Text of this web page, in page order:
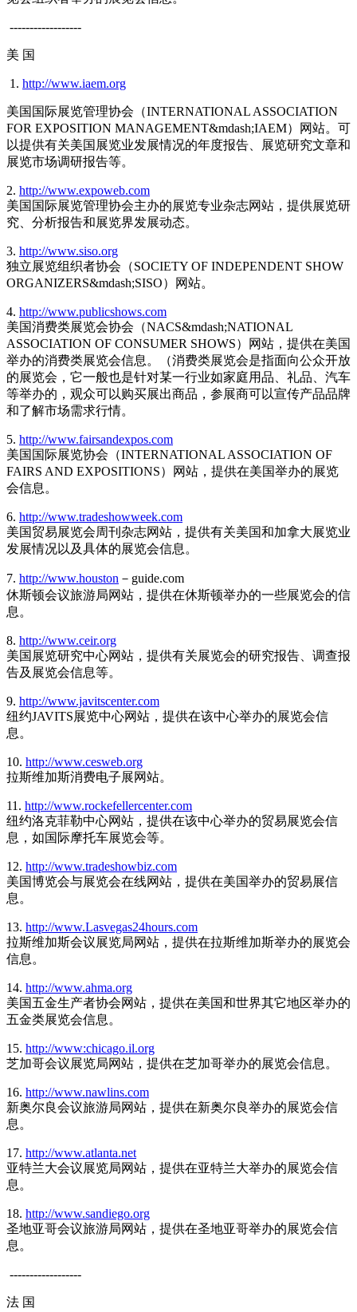
------------------
美 国
1. http://www.iaem.org
美国国际展览管理协会（INTERNATIONAL ASSOCIATION
FOR EXPOSITION MANAGEMENT&mdash;IAEM）网站。可
以提供有关美国展览业发展情况的年度报告、展览研究文章和
展览市场调研报告等。
2. http://www.expoweb.com
美国国际展览管理协会主办的展览专业杂志网站，提供展览研
究、分析报告和展览界发展动态。
3. http://www.siso.org
独立展览组织者协会（SOCIETY OF INDEPENDENT SHOW
ORGANIZERS&mdash;SISO）网站。
4. http://www.publicshows.com
美国消费类展览会协会（NACS&mdash;NATIONAL
ASSOCIATION OF CONSUMER SHOWS）网站，提供在美国
举办的消费类展览会信息。（消费类展览会是指面向公众开放
的展览会，它一般也是针对某一行业如家庭用品、礼品、汽车
等举办的，观众可以购买展出商品，参展商可以宣传产品品牌
和了解市场需求行情。
5. http://www.fairsandexpos.com
美国国际展览协会（INTERNATIONAL ASSOCIATION OF
FAIRS AND EXPOSITIONS）网站，提供在美国举办的展览
会信息。
6. http://www.tradeshowweek.com
美国贸易展览会周刊杂志网站，提供有关美国和加拿大展览业
发展情况以及具体的展览会信息。
7. http://www.houston －guide.com
休斯顿会议旅游局网站，提供在休斯顿举办的一些展览会的信
息。
8. http://www.ceir.org
美国展览研究中心网站，提供有关展览会的研究报告、调查报
告及展览会信息等。
9. http://www.javitscenter.com
纽约JAVITS展览中心网站，提供在该中心举办的展览会信
息。
10. http://www.cesweb.org
拉斯维加斯消费电子展网站。
11. http://www.rockefellercenter.com
纽约洛克菲勒中心网站，提供在该中心举办的贸易展览会信
息，如国际摩托车展览会等。
12. http://www.tradeshowbiz.com
美国博览会与展览会在线网站，提供在美国举办的贸易展信
息。
13. http://www.Lasvegas24hours.com
拉斯维加斯会议展览局网站，提供在拉斯维加斯举办的展览会
信息。
14. http://www.ahma.org
美国五金生产者协会网站，提供在美国和世界其它地区举办的
五金类展览会信息。
15. http://www:chicago.il.org
芝加哥会议展览局网站，提供在芝加哥举办的展览会信息。
16. http://www.nawlins.com
新奥尔良会议旅游局网站，提供在新奥尔良举办的展览会信
息。
17. http://www.atlanta.net
亚特兰大会议展览局网站，提供在亚特兰大举办的展览会信
息。
18. http://www.sandiego.org
圣地亚哥会议旅游局网站，提供在圣地亚哥举办的展览会信
息。
------------------
法 国